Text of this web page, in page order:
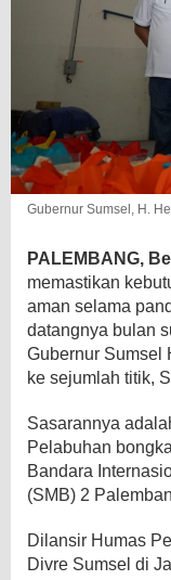
Gubernur Sumsel, H.
PALEMBANG,
memastikan
aman selama
datangnya bulan
Gubernur Sumsel
ke sejumlah titik,
Sasarannya
Pelabuhan
Bandara
(SMB) 2
Dilansir Humas
Divre Sumsel di